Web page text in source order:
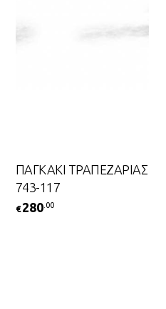
ΠΑΓΚΑΚΙ ΤΡΑΠΕΖΑΡΙΑΣ
743-117
€280 .00